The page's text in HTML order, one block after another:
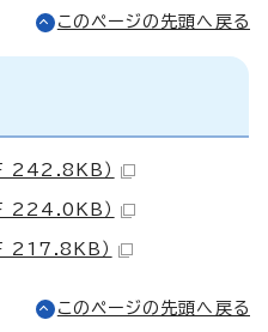
このページの先頭へ戻る
242.8KB）
224.0KB）
217.8KB）
このページの先頭へ戻る